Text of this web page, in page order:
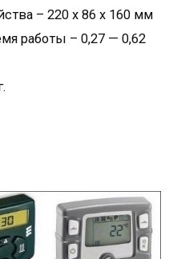
– 220 x 86 x 160 мм
работы – 0,27 — 0,62